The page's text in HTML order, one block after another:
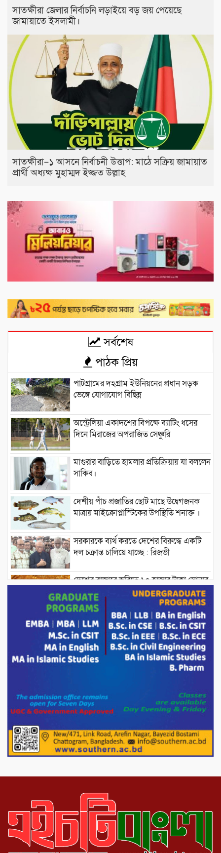
সাতক্ষীরা জেলার নির্বাচনি লড়াইয়ে বড় জয় পেয়েছে
জামায়াতে ইসলামী।
সাতক্ষীরা–১ আসনে নির্বাচনী উত্তাপ: মাঠে সক্রিয় জামায়াত
প্রার্থী অধ্যক্ষ মুহাম্মদ ইজ্জত উল্লাহ
সর্বশেষ
পাঠক প্রিয়
পাটগ্রামের দহগ্রাম ইউনিয়নের প্রধান সড়ক
ভেঙ্গে যোগাযোগ বিছিন্ন
অস্ট্রেলিয়া একাদশের বিপক্ষে ব্যাটিং ধসের
দিনে মিরাজের অপরাজিত সেঞ্চুরি
মাগুরার বাড়িতে হামলার প্রতিক্রিয়ায় যা বললেন
সাকিব।
দেশীয় পাঁচ প্রজাতির ছোট মাছে উদ্বেগজনক
মাত্রায় মাইক্রোপ্লাস্টিকের উপস্থিতি শনাক্ত ।
সরকারকে ব্যর্থ করতে দেশের বিরুদ্ধে একটি
দল চক্রান্ত চালিয়ে যাচ্ছে : রিজভী
দেশের বাজারে ভরিতে ১০ হাজার টাকা সোনার
দাম বাড়ানোর ঘোষণা।
ভারপ্রাপ্ত রাষ্ট্রপতি হাফিজ উদ্দিন আহমদের
সাথে এইচটি বাংলা অনলাইন পোর্টাল ও আইপি
টিভির সম্পাদক মোঃ ইসমাইল হোসেনের
সৌজন্য সাক্ষাৎ।
পাটগ্রামে জুলাই অভ্যুত্থান দিবস উপলক্ষে
পোরশায় গণঅভ্যুত্থান দিবসে শহিদ ও জুলাই
১১ দলীয় ঐক্য পোরশা উপজেলা শাখার